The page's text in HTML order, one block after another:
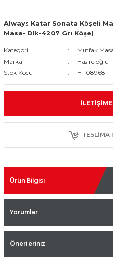
Always Katar Sonata Köşeli
Masa- Blk-4207 Grı Köşe)
Kategori
Mutfak
Marka
Hasırcıoğlu
Stok Kodu
H-108968
Ürün Bilgisi
Yorumlar
Önerileriniz